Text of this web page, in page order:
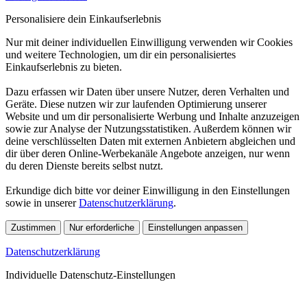
Personalisiere dein Einkaufserlebnis
Nur mit deiner individuellen Einwilligung verwenden wir Cookies
und weitere Technologien, um dir ein personalisiertes
Einkaufserlebnis zu bieten.
Dazu erfassen wir Daten über unsere Nutzer, deren Verhalten und
Geräte. Diese nutzen wir zur laufenden Optimierung unserer
Website und um dir personalisierte Werbung und Inhalte anzuzeigen
sowie zur Analyse der Nutzungsstatistiken. Außerdem können wir
deine verschlüsselten Daten mit externen Anbietern abgleichen und
dir über deren Online-Werbekanäle Angebote anzeigen, nur wenn
du deren Dienste bereits selbst nutzt.
Erkundige dich bitte vor deiner Einwilligung in den Einstellungen
sowie in unsererDatenschutzerklärung.
Zustimmen Nur erforderliche Einstellungen anpassen
Datenschutzerklärung
Individuelle Datenschutz-Einstellungen